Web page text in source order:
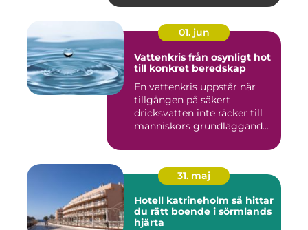
01. jun
Vattenkris från osynligt hot
till konkret beredskap
En vattenkris uppstår när
tillgången på säkert
dricksvatten inte räcker till
människors grundläggand...
31. maj
Hotell katrineholm så hittar
du rätt boende i sörmlands
hjärta